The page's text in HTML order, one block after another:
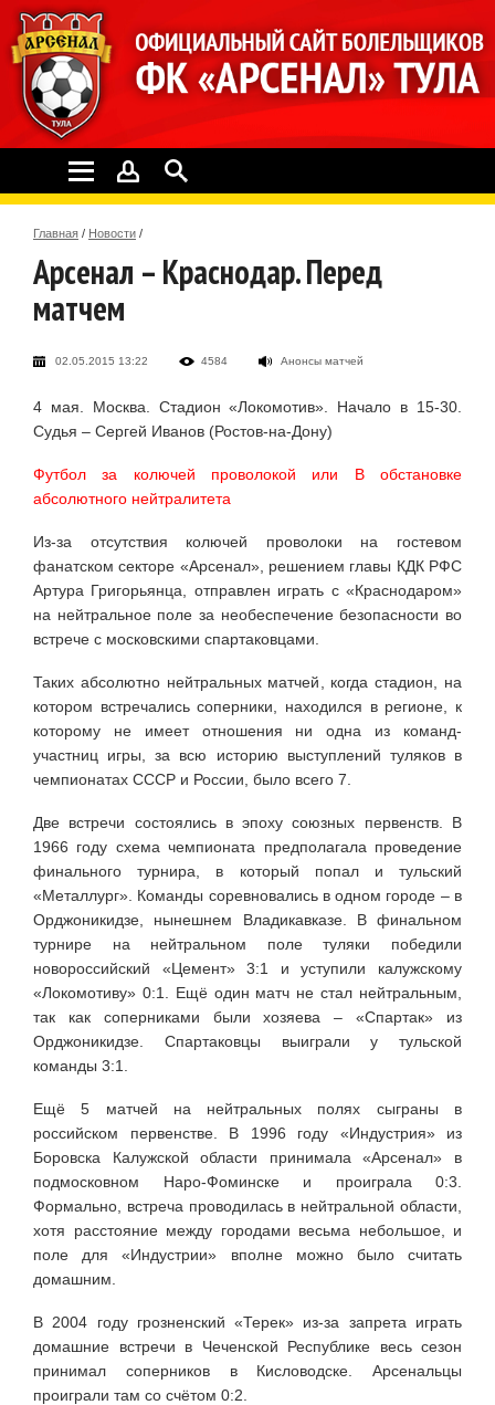
Главная / Новости /
Арсенал – Краснодар. Перед
матчем
02.05.2015 13:22 4584 Анонсы матчей
4 мая. Москва. Стадион «Локомотив». Начало в 15-30.
Судья – Сергей Иванов (Ростов-на-Дону)
Футбол за колючей проволокой или В обстановке
абсолютного нейтралитета
Из-за отсутствия колючей проволоки на гостевом
фанатском секторе «Арсенал», решением главы КДК РФС
Артура Григорьянца, отправлен играть с «Краснодаром»
на нейтральное поле за необеспечение безопасности во
встрече с московскими спартаковцами.
Таких абсолютно нейтральных матчей, когда стадион, на
котором встречались соперники, находился в регионе, к
которому не имеет отношения ни одна из команд-
участниц игры, за всю историю выступлений туляков в
чемпионатах СССР и России, было всего 7.
Две встречи состоялись в эпоху союзных первенств. В
1966 году схема чемпионата предполагала проведение
финального турнира, в который попал и тульский
«Металлург». Команды соревновались в одном городе – в
Орджоникидзе, нынешнем Владикавказе. В финальном
турнире на нейтральном поле туляки победили
новороссийский «Цемент» 3:1 и уступили калужскому
«Локомотиву» 0:1. Ещё один матч не стал нейтральным,
так как соперниками были хозяева – «Спартак» из
Орджоникидзе. Спартаковцы выиграли у тульской
команды 3:1.
Ещё 5 матчей на нейтральных полях сыграны в
российском первенстве. В 1996 году «Индустрия» из
Боровска Калужской области принимала «Арсенал» в
подмосковном Наро-Фоминске и проиграла 0:3.
Формально, встреча проводилась в нейтральной области,
хотя расстояние между городами весьма небольшое, и
поле для «Индустрии» вполне можно было считать
домашним.
В 2004 году грозненский «Терек» из-за запрета играть
домашние встречи в Чеченской Республике весь сезон
принимал соперников в Кисловодске. Арсенальцы
проиграли там со счётом 0:2.